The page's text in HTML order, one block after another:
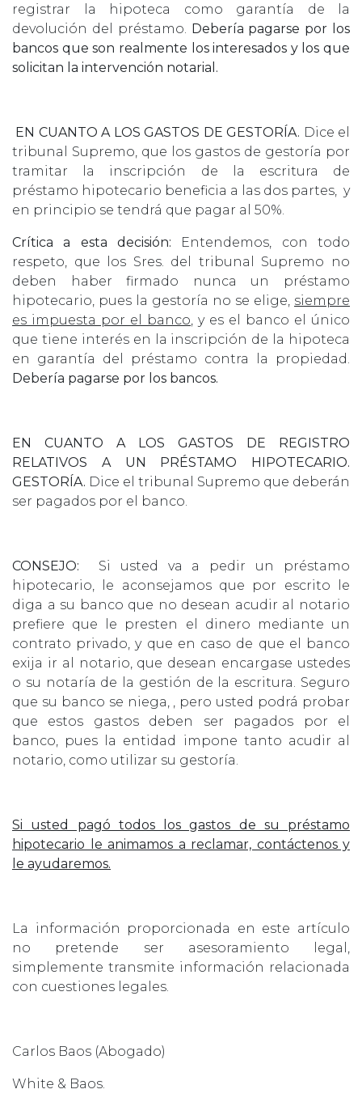
registrar la hipoteca como garantía de la
devolución del préstamo. Debería pagarse por los
bancos que son realmente los interesados y los que
solicitan la intervención notarial.
EN CUANTO A LOS GASTOS DE GESTORÍA. Dice el
tribunal Supremo, que los gastos de gestoría por
tramitar la inscripción de la escritura de
préstamo hipotecario beneficia a las dos partes, y
en principio se tendrá que pagar al 50%.
Crítica a esta decisión: Entendemos, con todo
respeto, que los Sres. del tribunal Supremo no
deben haber firmado nunca un préstamo
hipotecario, pues la gestoría no se elige, siempre
es impuesta por el banco , y es el banco el único
que tiene interés en la inscripción de la hipoteca
en garantía del préstamo contra la propiedad.
Debería pagarse por los bancos.
EN CUANTO A LOS GASTOS DE REGISTRO
RELATIVOS A UN PRÉSTAMO HIPOTECARIO.
GESTORÍA. Dice el tribunal Supremo que deberán
ser pagados por el banco.
CONSEJO:
Si usted va a pedir un préstamo
hipotecario, le aconsejamos que por escrito le
diga a su banco que no desean acudir al notario
prefiere que le presten el dinero mediante un
contrato privado, y que en caso de que el banco
exija ir al notario, que desean encargase ustedes
o su notaría de la gestión de la escritura. Seguro
que su banco se niega, , pero usted podrá probar
que estos gastos deben ser pagados por el
banco, pues la entidad impone tanto acudir al
notario, como utilizar su gestoría.
Si usted pagó todos los gastos de su préstamo
hipotecario le animamos a reclamar, contáctenos y
le ayudaremos.
La información proporcionada en este artículo
no pretende ser asesoramiento legal,
simplemente transmite información relacionada
con cuestiones legales.
Carlos Baos (Abogado)
White & Baos.